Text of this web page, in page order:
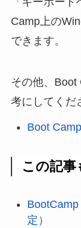
Camp上の
できます。
その他、Boot
考にしてくだ
Boot
この記事
定）